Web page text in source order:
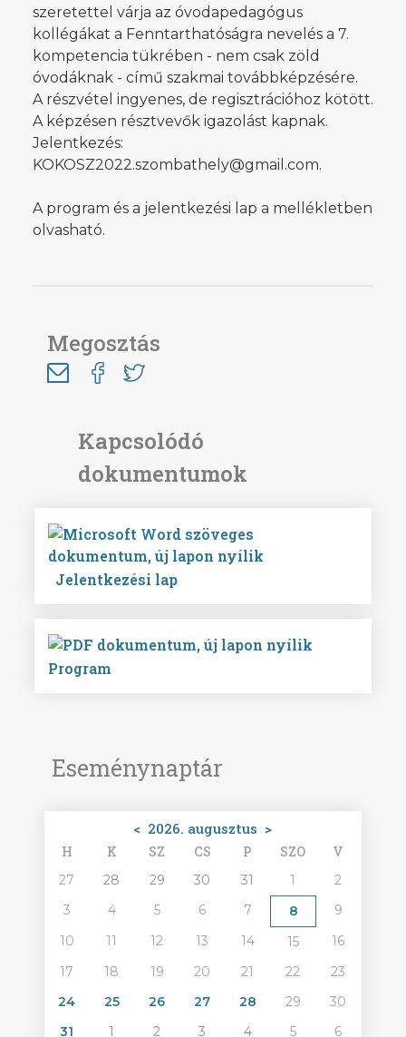
Eseménynaptár
< 2026. augusztus >
H K SZ CS P SZO V
27 28 29 30 31 1
2
3
4 5 6 7 8
9
10
11 12 13 14 15
16
17
18 19 20 21 22
23
24
25 26 27 28 29
30
31
1 2 3 4 5 6
szeretettel várja az óvodapedagógus
kollégákat a Fenntarthatóságra nevelés a 7.
kompetencia tükrében - nem csak zöld
óvodáknak - című szakmai továbbképzésére.
A részvétel ingyenes, de regisztrációhoz kötött.
A képzésen résztvevők igazolást kapnak.
Jelentkezés:
KOKOSZ2022.szombathely@gmail.com.
A program és a jelentkezési lap a mellékletben
olvasható.
Megosztás
Jelentkezési lap
Program